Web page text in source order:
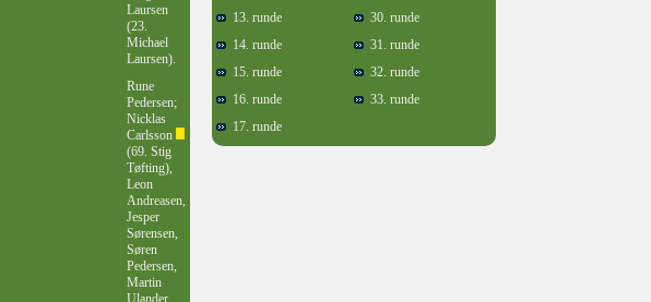
Laursen
(23.
Michael
Laursen).
Rune
Pedersen;
Nicklas
Carlsson
(69. Stig
Tøfting),
Leon
Andreasen,
Jesper
Sørensen,
Søren
Pedersen,
Martin
Ulander,
13. runde
30. runde
14. runde
31. runde
15. runde
32. runde
16. runde
33. runde
17. runde